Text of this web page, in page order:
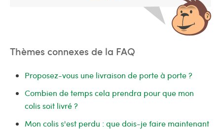
Thèmes connexes de la FAQ
Proposez-vous une livraison de porte à porte ?
Combien de temps cela prendra pour que mon
colis soit livré ?
Mon colis s'est perdu : que dois-je faire maintenant